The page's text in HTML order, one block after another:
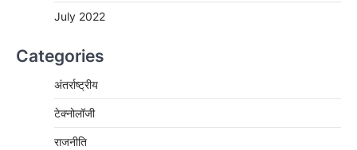
July 2022
Categories
अंतर्राष्ट्रीय
टेक्नोलॉजी
राजनीति